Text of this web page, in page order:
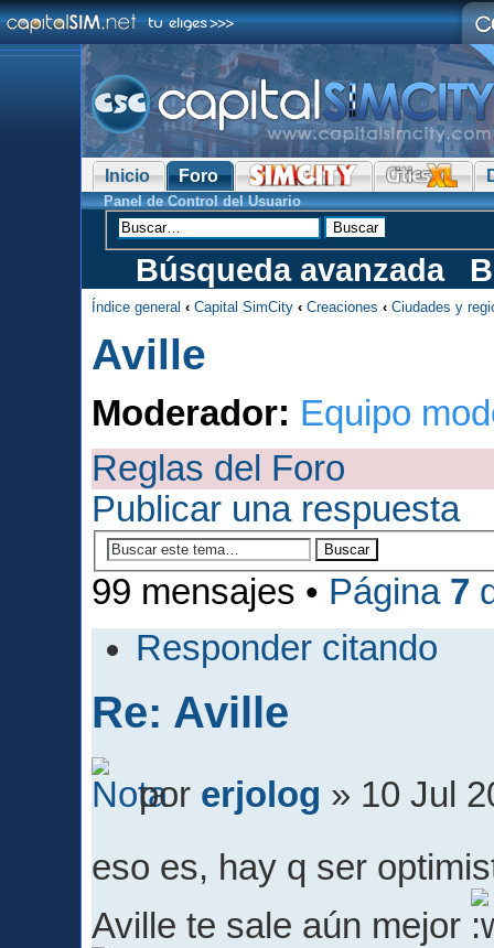
Inicio Foro
Panel de Control del Usuario
Búsqueda avanzada
Índice general ‹ Capital SimCity ‹ Creaciones ‹ Ciudades y
Aville
Moderador: Equipo
Reglas del Foro
Publicar una respuesta
99 mensajes • Página 7
Responder citando
Re: Aville
por erjolog » 10 Jul
eso es, hay q ser
Aville te sale aún mejor